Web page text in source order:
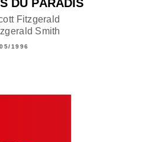
DU PARADIS
Fitzgerald
Smith
1996